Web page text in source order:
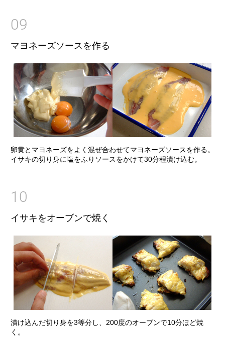
09
マヨネーズソースを作る
卵黄とマヨネーズをよく混ぜ合わせてマヨネーズソースを作る。
イサキの切り身に塩をふりソースをかけて30分程漬け込む。
10
イサキをオーブンで焼く
漬け込んだ切り身を3等分し、200度のオーブンで10分ほど焼
く。